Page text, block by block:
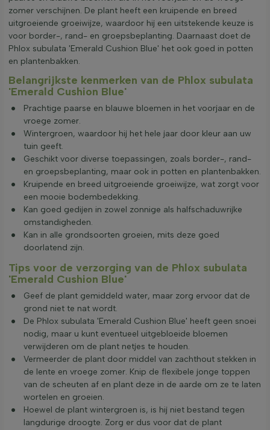
zomer verschijnen. De plant heeft een kruipende en breed
uitgroeiende groeiwijze, waardoor hij een uitstekende keuze is
voor border-, rand- en groepsbeplanting. Daarnaast doet de
Phlox subulata 'Emerald Cushion Blue' het ook goed in potten
en plantenbakken.
Belangrijkste kenmerken van de Phlox subulata
'Emerald Cushion Blue'
Prachtige paarse en blauwe bloemen in het voorjaar en de
vroege zomer.
Wintergroen, waardoor hij het hele jaar door kleur aan uw
tuin geeft.
Geschikt voor diverse toepassingen, zoals border-, rand-
en groepsbeplanting, maar ook in potten en plantenbakken.
Kruipende en breed uitgroeiende groeiwijze, wat zorgt voor
een mooie bodembedekking.
Kan goed gedijen in zowel zonnige als halfschaduwrijke
omstandigheden.
Kan in alle grondsoorten groeien, mits deze goed
doorlatend zijn.
Tips voor de verzorging van de Phlox subulata
'Emerald Cushion Blue'
Geef de plant gemiddeld water, maar zorg ervoor dat de
grond niet te nat wordt.
De Phlox subulata 'Emerald Cushion Blue' heeft geen snoei
nodig, maar u kunt eventueel uitgebloeide bloemen
verwijderen om de plant netjes te houden.
Vermeerder de plant door middel van zachthout stekken in
de lente en vroege zomer. Knip de flexibele jonge toppen
van de scheuten af en plant deze in de aarde om ze te laten
wortelen en groeien.
Hoewel de plant wintergroen is, is hij niet bestand tegen
langdurige droogte. Zorg er dus voor dat de plant